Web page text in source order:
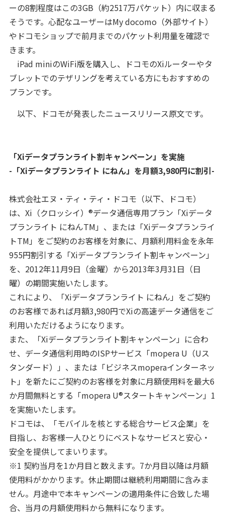
ーの8割程度はこの3GB（約2517万パケット）内に収まる
そうです。心配なユーザーはMy docomo（外部サイト）
やドコモショップで前月までのパケット利用量を確認で
きます。
iPad miniのWiFi版を購入し、ドコモのXiルーターやタ
ブレットでのテザリングを考えている方にもおすすめの
プランです。
以下、ドコモが発表したニュースリリース原文です。
「Xiデータプランライト割キャンペーン」を実施
-「Xiデータプランライト にねん」を月額3,980円に割引-
株式会社エヌ・ティ・ティ・ドコモ（以下、ドコモ）
は、Xi（クロッシイ）®データ通信専用プラン「Xiデータ
プランライト にねんTM」、または「Xiデータプランライ
トTM」をご契約のお客様を対象に、月額利用料金を永年
955円割引する「Xiデータプランライト割キャンペーン」
を、2012年11月9日（金曜）から2013年3月31日（日
曜）の期間実施いたします。
これにより、「Xiデータプランライト にねん」をご契約
のお客様であれば月額3,980円でXiの高速データ通信をご
利用いただけるようになります。
また、「Xiデータプランライト割キャンペーン」に合わ
せ、データ通信利用時のISPサービス「mopera U（Uス
タンダード）」、または「ビジネスmoperaインターネッ
ト」を新たにご契約のお客様を対象に月額使用料を最大6
か月間無料とする「mopera U®スタートキャンペーン」1
を実施いたします。
ドコモは、「モバイルを核とする総合サービス企業」を
目指し、お客様一人ひとりにベストなサービスと安心・
安全を提供してまいります。
※1 契約当月を1か月目と数えます。7か月目以降は月額
使用料がかかります。休止期間は継続利用期間に含みま
せん。月途中で本キャンペーンの適用条件に合致した場
合、当月の月額使用料から無料になります。